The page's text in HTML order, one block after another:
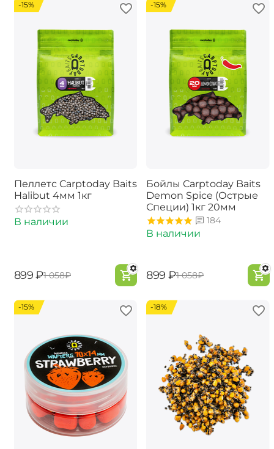
-15%
Пеллетс Carptoday Baits
Halibut 4мм 1кг
В наличии
‍899‍ ₽‍1 058‍₽
-15%
Бойлы Carptoday Baits
Demon Spice (Острые
Специи) 1кг 20мм
184
В наличии
‍899‍ ₽‍1 058‍₽
-15% -18%